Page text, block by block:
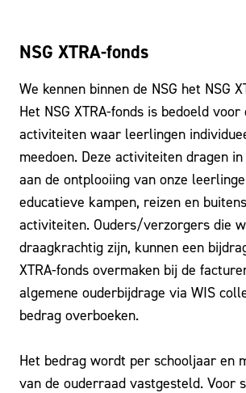
NSG XTRA-fonds
We kennen binnen de NSG het NSG
Het NSG XTRA-fonds is bedoeld
activiteiten waar leerlingen
meedoen. Deze activiteiten dragen
aan de ontplooiing van onze
educatieve kampen, reizen en
activiteiten. Ouders/verzorgers die
draagkrachtig zijn, kunnen een
XTRA-fonds overmaken bij de
algemene ouderbijdrage via WIS
bedrag overboeken.
Het bedrag wordt per schooljaar en
van de ouderraad vastgesteld. Voor